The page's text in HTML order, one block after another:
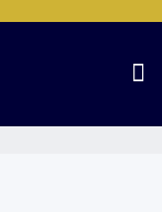
Peças”